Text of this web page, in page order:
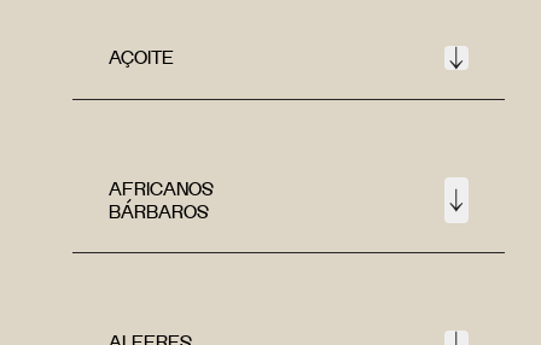
AÇOITE
AFRICANOS
BÁRBAROS